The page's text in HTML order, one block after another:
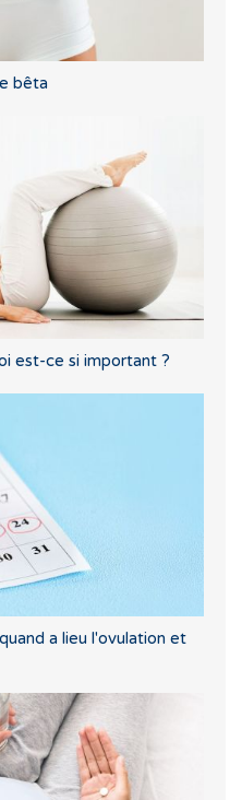
bêta
est-ce si important ?
a lieu l'ovulation et